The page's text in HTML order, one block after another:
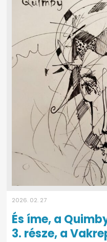
2026. 02. 27
És íme, a
3. része, a